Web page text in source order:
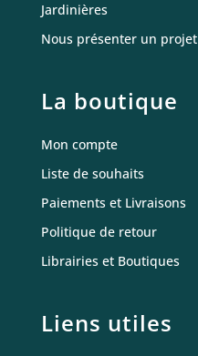
Jardinières
Nous présenter un projet
La boutique
Mon compte
Liste de souhaits
Paiements et Livraisons
Politique de retour
Librairies et Boutiques
Liens utiles